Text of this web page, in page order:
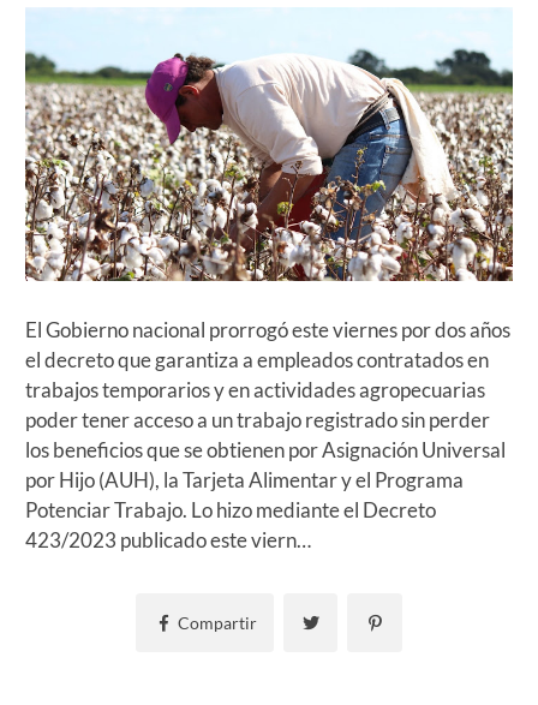
El Gobierno nacional prorrogó este viernes por dos años
el decreto que garantiza a empleados contratados en
trabajos temporarios y en actividades agropecuarias
poder tener acceso a un trabajo registrado sin perder
los beneficios que se obtienen por Asignación Universal
por Hijo (AUH), la Tarjeta Alimentar y el Programa
Potenciar Trabajo. Lo hizo mediante el Decreto
423/2023 publicado este viern…
Compartir